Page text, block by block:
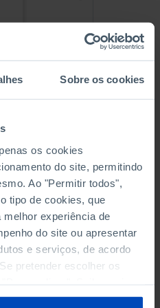
Sobre os cookies
os cookies
do site, permitindo
Ao "Permitir todos",
tipo de cookies, que
experiência de
do site ou apresentar
e serviços, de acordo
pretender escolher os
de preferências ou da
-